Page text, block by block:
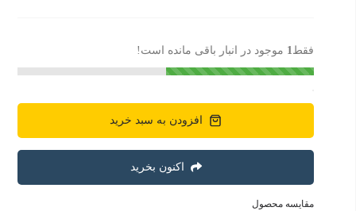
فقط1 موجود در انبار باقی مانده است!
افزودن به سبد خرید
اکنون بخرید
مقایسه محصول